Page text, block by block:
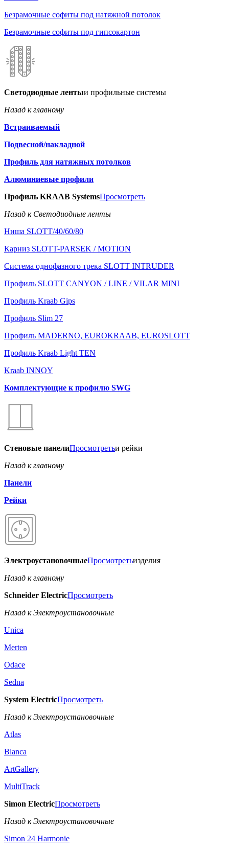
Безрамочные софиты под натяжной потолок
Безрамочные софиты под гипсокартон
Светодиодные лентыи профильные системы
Назад к главному
Встраиваемый
Подвесной/накладной
Профиль для натяжных потолков
Алюминиевые профили
Профиль KRAAB SystemsПросмотреть
Назад к Светодиодные ленты
Ниша SLOTT/40/60/80
Карниз SLOTT-PARSEK / MOTION
Система однофазного трека SLOTT INTRUDER
Профиль SLOTT CANYON / LINE / VILAR MINI
Профиль Kraab Gips
Профиль Slim 27
Профиль MADERNO, EUROKRAAB, EUROSLOTT
Профиль Kraab Light TEN
Kraab INNOY
Комплектующие к профилю SWG
Стеновые панелиПросмотретьи рейки
Назад к главному
Панели
Рейки
ЭлектроустановочныеПросмотретьизделия
Назад к главному
Schneider ElectricПросмотреть
Назад к Электроустановочные
Unica
Merten
Odace
Sedna
System ElectricПросмотреть
Назад к Электроустановочные
Atlas
Blanca
ArtGallery
MultiTrack
Simon ElectricПросмотреть
Назад к Электроустановочные
Simon 24 Harmonie